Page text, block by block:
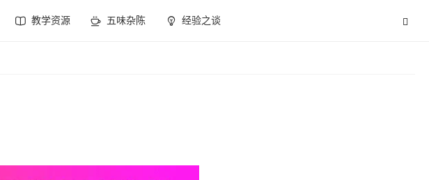
教学资源 五味杂陈 经验之谈